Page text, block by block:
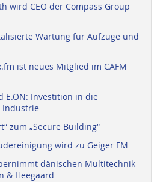
wird CEO der Compass Group
Wartung für Aufzüge und
ist neues Mitglied im CAFM
E.ON: Investition in die
Industrie
zum „Secure Building“
wird zu Geiger FM
dänischen Multitechnik-
& Heegaard